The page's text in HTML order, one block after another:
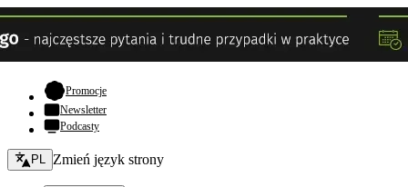
Promocje- otwiera się w nowej karcie
Newsletter
Podcasty
Zmień język - bieżący:
PL Zmień język strony